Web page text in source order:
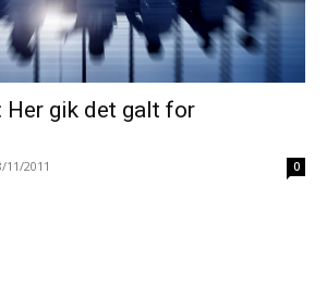
Her gik det galt for
11/2011 0